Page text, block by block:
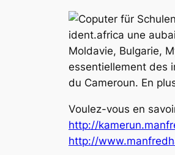
ident.africa une
Moldavie, Bulgarie,
essentiellement des
du Cameroun. En
Voulez-vous en
http://
http://